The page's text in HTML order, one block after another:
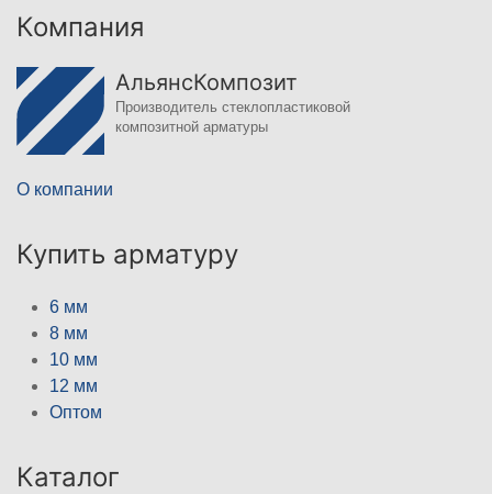
Компания
АльянсКомпозит
Производитель стеклопластиковой
композитной арматуры
О компании
Купить арматуру
6 мм
8 мм
10 мм
12 мм
Оптом
Каталог